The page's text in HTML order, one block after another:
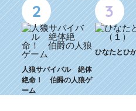
2
人狼サバイバル 絶体
絶命！ 伯爵の人狼ゲ
ーム
3
ひなたとひ